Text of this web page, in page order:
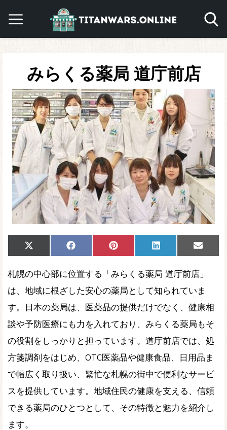
みらくる薬局 道庁前店
Share
on
X
(Twitter)
Share
on
Facebook Share
on
Pinterest Share
on
LinkedIn
Share
on
Email
札幌の中心部に位置する「みらくる薬局 道庁前店」
は、地域に根ざした安心の薬局として知られていま
す。日本の薬局は、医薬品の提供だけでなく、健康相
談や予防医療にも力を入れており、みらくる薬局もそ
の役割をしっかりと担っています。道庁前店では、処
方箋調剤をはじめ、OTC医薬品や健康食品、日用品ま
で幅広く取り扱い、繁忙な札幌の街中で便利なサービ
スを提供しています。地域住民の健康を支える、信頼
できる薬局のひとつとして、その特徴と魅力を紹介し
ます。